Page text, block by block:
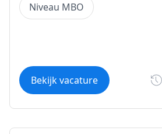
Niveau MBO
Bekijk vacature